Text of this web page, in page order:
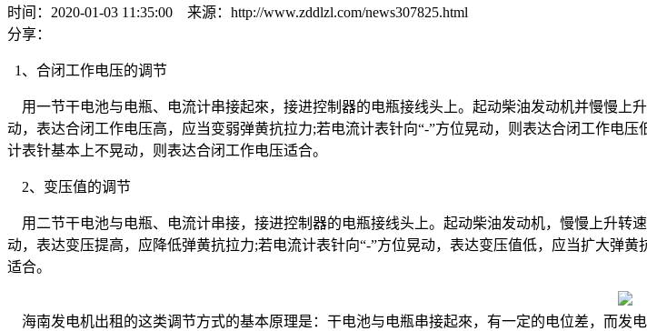
时间：2020-01-03 11:35:00 来源：http://www.zddlzl.com/news307825.html
分享：
1、合闭工作电压的调节
用一节干电池与电瓶、电流计串接起來，接进控制器的电瓶接线头上。起动柴油发动机并慢慢上
动，表达合闭工作电压高，应当变弱弹黄抗拉力;若电流计表针向“-”方位晃动，则表达合闭工作电
计表针基本上不晃动，则表达合闭工作电压适合。
2、变压值的调节
用二节干电池与电瓶、电流计串接，接进控制器的电瓶接线头上。起动柴油发动机，慢慢上升转速
动，表达变压提高，应降低弹黄抗拉力;若电流计表针向“-”方位晃动，表达变压值低，应当扩大弹
适合。
海南发电机出租的这类调节方式的基本原理是：干电池与电瓶串接起來，有一定的电位差，而发